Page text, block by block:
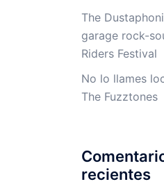
The
garage rock-
Riders Festival
No lo llames
The Fuzztones
recientes